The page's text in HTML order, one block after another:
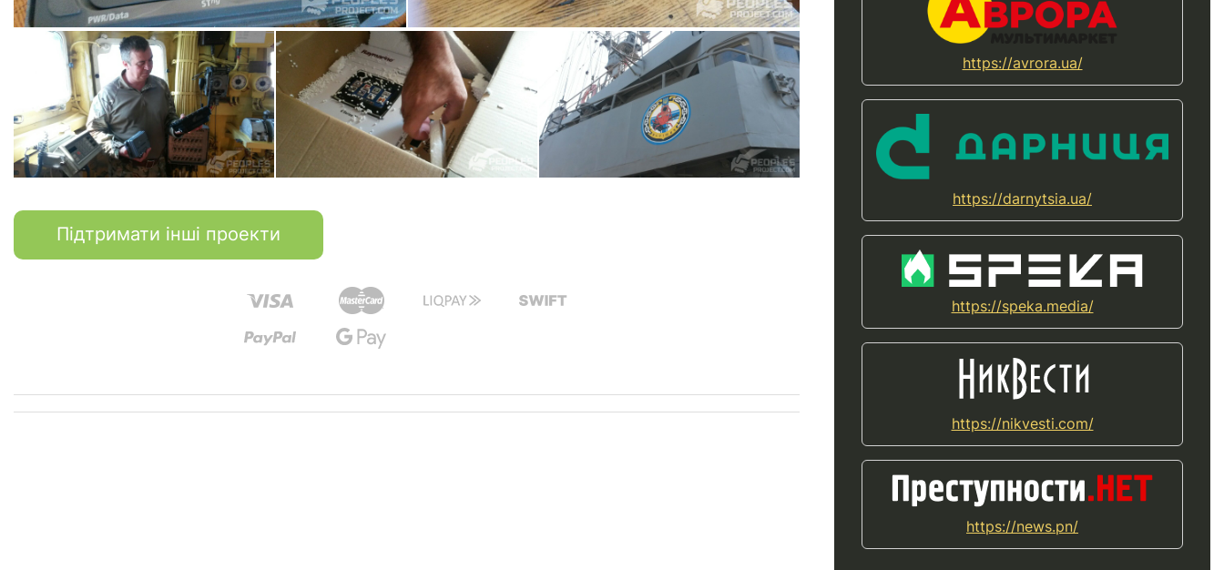
Підтримати інші проекти
https://avrora.ua/
https://darnytsia.ua/
https://speka.media/
https://nikvesti.com/
https://news.pn/